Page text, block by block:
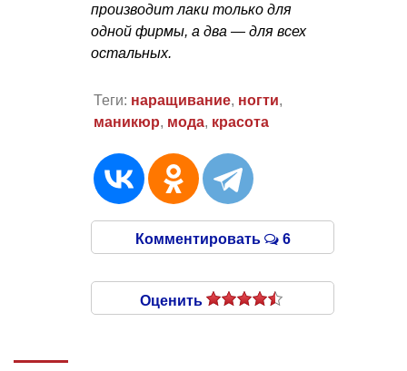
производит лаки только для
одной фирмы, а два — для всех
остальных.
Теги: наращивание, ногти,
маникюр, мода, красота
Комментировать 6
Оценить